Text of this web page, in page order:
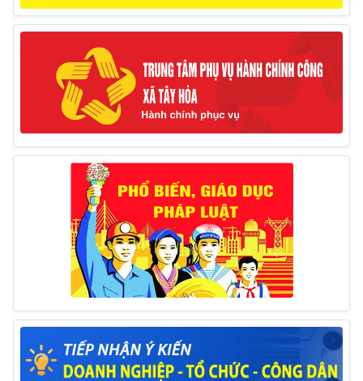
10/03/2025
Thông báo tổ chức thực hiện Cưỡng chế buộc thực
hiện biện pháp khắc phục hậu quả trong lĩnh vực đất đai
17/06/2025
Thông báo đăng ký tiếp công dân định kỳ đợt 01
tháng 6/2025 của Chủ tịch UBND huyện
26/05/2025
Lịch tiếp công dân định kỳ đợt 1 tháng 5/2025 của
Chủ tịch UBND huyện
09/05/2025